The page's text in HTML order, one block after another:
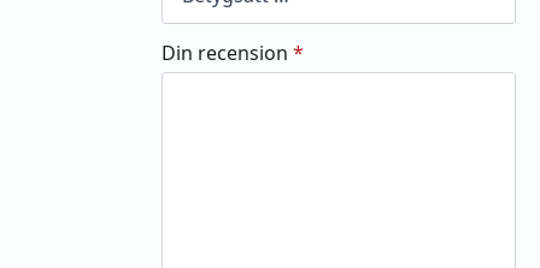
Din recension *